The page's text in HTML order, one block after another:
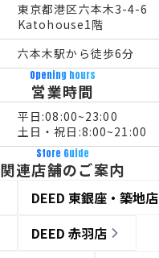
東京都港区六本木3-4-6
Katohouse1階
六本木駅から徒歩6分
Opening hours
営業時間
平日:08:00~23:00
土日・祝日:8:00~21:00
Store Guide
関連店舗のご案内
DEED 東銀座・築地店
DEED 赤羽店